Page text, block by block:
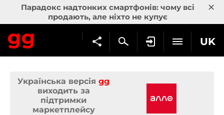
Парадокс надтонких смартфонів: чому всі
продають, але ніхто не купує
×
UK
Українська версія gg
виходить за
підтримки
маркетплейсу